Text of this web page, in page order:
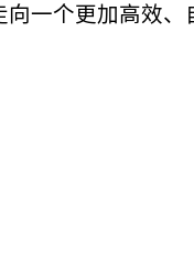
一个更加高效